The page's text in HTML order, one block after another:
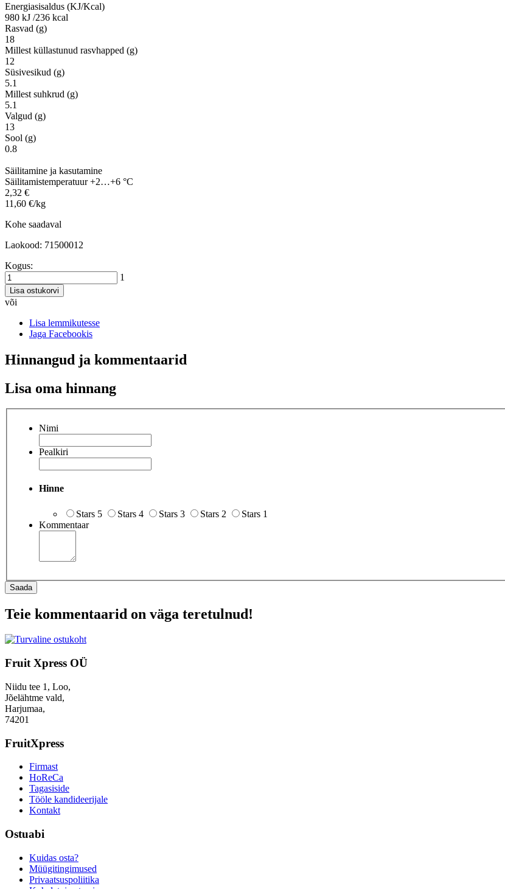
Energiasisaldus (KJ/Kcal)
980 kJ /236 kcal
Rasvad (g)
18
Millest küllastunud rasvhapped (g)
12
Süsivesikud (g)
5.1
Millest suhkrud (g)
5.1
Valgud (g)
13
Sool (g)
0.8
Säilitamine ja kasutamine
Säilitamistemperatuur +2…+6 °C
2,32 €
11,60 €/kg
Kohe saadaval
Laokood: 71500012
Kogus:
1
Lisa ostukorvi
või
Lisa lemmikutesse
Jaga Facebookis
Hinnangud ja kommentaarid
Lisa oma hinnang
Nimi
Pealkiri
Hinne
Stars 5 Stars 4 Stars 3 Stars 2
Stars 1
Kommentaar
Saada
Teie kommentaarid on väga teretulnud!
Fruit Xpress OÜ
Niidu tee 1, Loo,
Jõelähtme vald,
Harjumaa,
74201
FruitXpress
Firmast
HoReCa
Tagasiside
Tööle kandideerijale
Kontakt
Ostuabi
Kuidas osta?
Müügitingimused
Privaatsuspoliitika